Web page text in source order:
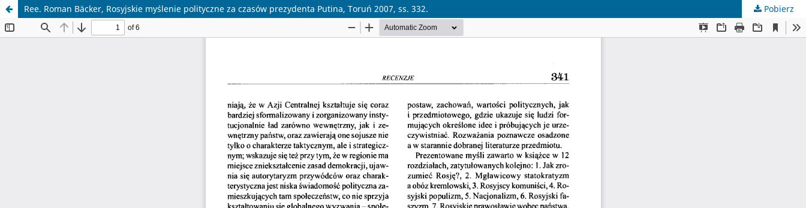
Ree. Roman Bäcker, Rosyjskie myślenie polityczne za czasów prezydenta Putina, Toruń 2007, ss. 332. Pobierz